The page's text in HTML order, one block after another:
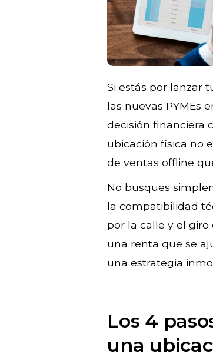
Si estás por lanzar
las nuevas PYMEs
decisión financiera
ubicación física no
de ventas offline
No busques
la compatibilidad
por la calle y el
una renta que se
una estrategia
Los 4
una